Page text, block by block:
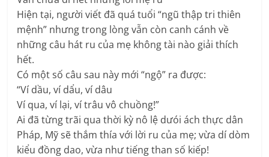
Hiện tại, người viết đã quá tuổi “ngũ thập tri thiên
mệnh” nhưng trong lòng vẫn còn canh cánh về
những câu hát ru của mẹ không tài nào giải thích
hết.
Có một số câu sau này mới “ngộ” ra được:
“Ví dầu, ví dẩu, ví dâu
Ví qua, ví lại, ví trâu vô chuồng!”
Ai đã từng trãi qua thời kỳ nô lệ dưói ách thực dân
Pháp, Mỹ sẽ thắm thía với lời ru của mẹ; vừa dí dòm
kiểu đồng dao, vừa như tiếng than số kiếp!